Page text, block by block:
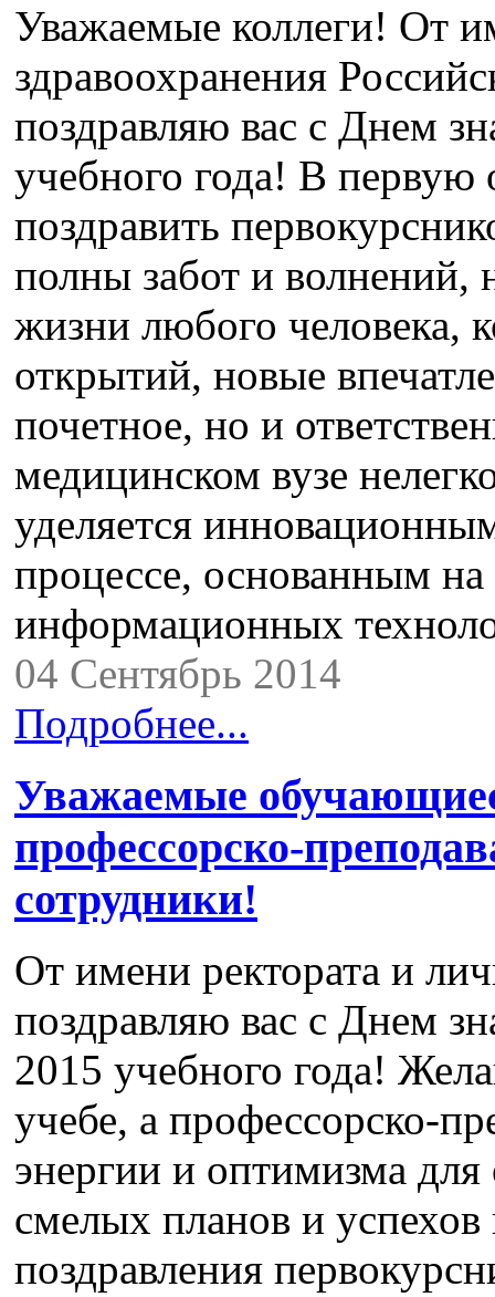
Уважаемые коллеги! От
здравоохранения
поздравляю вас с Днем
учебного года! В первую
поздравить
полны забот и волнений,
жизни любого человека,
открытий, новые
почетное, но и
медицинском вузе
уделяется
процессе, основанным
информационных
04 Сентябрь 2014
Подробнее...
Уважаемые
профессорско-
сотрудники!
От имени ректората и
поздравляю вас с Днем
2015 учебного года!
учебе, а профессорско-
энергии и оптимизма
смелых планов и
поздравления